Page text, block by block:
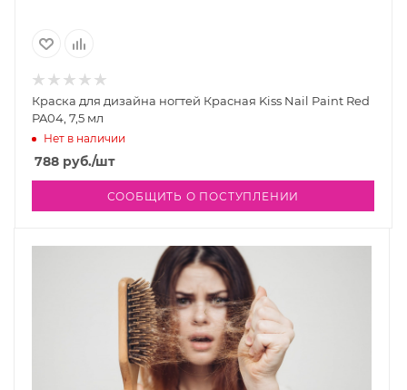
Краска для дизайна ногтей Красная Kiss Nail Paint Red
PA04, 7,5 мл
Нет в наличии
788 руб./шт
СООБЩИТЬ О ПОСТУПЛЕНИИ